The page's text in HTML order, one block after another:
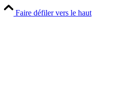
Faire défiler vers le haut